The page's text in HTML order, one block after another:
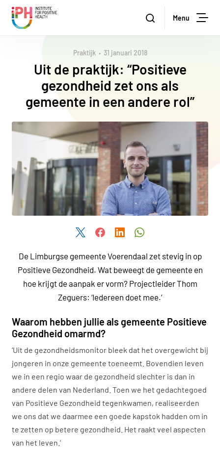
Institute for Positive Health Zoeken
Menu
Praktijk 31 januari 2018
Uit de praktijk: “Positieve
gezondheid zet ons als
gemeente in een andere rol”
Deel dit artikel via Twitter
Deel dit artikel via Facebook
Deel dit artikel via LinkedIn
De Limburgse gemeente Voerendaal zet stevig in op
Positieve Gezondheid. Wat beweegt de gemeente en
hoe krijgt de aanpak er vorm? Projectleider Thom
Zeguers: ‘Iedereen doet mee.’
Waarom hebben jullie als gemeente Positieve
Gezondheid omarmd?
‘Uit de gezondheidsmonitor bleek dat het overgewicht bij
jongeren in onze gemeente toeneemt. Bovendien leven
we in een regio waar de gezondheid slechter is dan in
andere delen van Nederland. Toen we het gedachtegoed
van Positieve Gezondheid tegenkwamen, realiseerden
we ons dat we daarmee een goede kapstok hadden om in
te zetten op betere gezondheid. Het raakt veel aspecten
van het leven.’